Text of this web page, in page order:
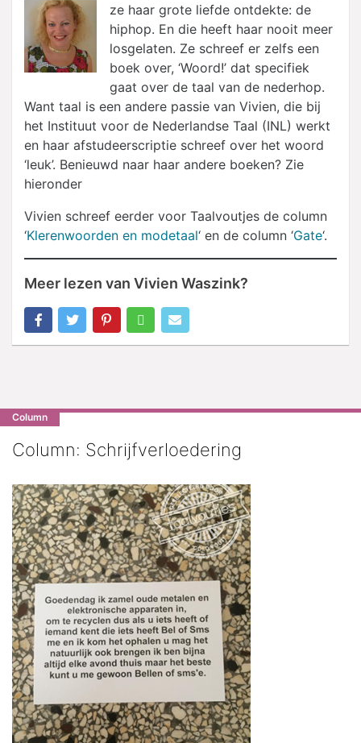
ze haar grote liefde ontdekte: de
hiphop. En die heeft haar nooit meer
losgelaten. Ze schreef er zelfs een
boek over, ‘Woord!’ dat specifiek
gaat over de taal van de nederhop.
Want taal is een andere passie van Vivien, die bij
het Instituut voor de Nederlandse Taal (INL) werkt
en haar afstudeerscriptie schreef over het woord
‘leuk’. Benieuwd naar haar andere boeken? Zie
hieronder
Vivien schreef eerder voor Taalvoutjes de column
‘Klerenwoorden en modetaal‘ en de column ‘Gate‘.
Meer lezen van Vivien Waszink?
Column
Column: Schrijfverloedering